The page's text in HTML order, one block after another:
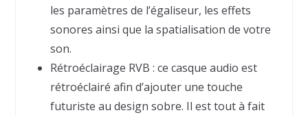
les paramètres de l’égaliseur, les effets
sonores ainsi que la spatialisation de votre
son.
Rétroéclairage RVB : ce casque audio est
rétroéclairé afin d’ajouter une touche
futuriste au design sobre. Il est tout à fait